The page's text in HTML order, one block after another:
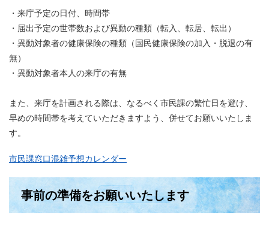
・来庁予定の日付、時間帯
・届出予定の世帯数および異動の種類（転入、転居、転出）
・異動対象者の健康保険の種類（国民健康保険の加入・脱退の有
無）
・異動対象者本人の来庁の有無
また、来庁を計画される際は、なるべく市民課の繁忙日を避け、
早めの時間帯を考えていただきますよう、併せてお願いいたしま
す。
市民課窓口混雑予想カレンダー
事前の準備をお願いいたします